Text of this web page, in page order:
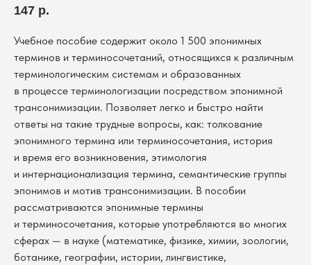
147 р.
Учебное пособие содержит около 1 500 эпонимных
терминов и терминосочетаний, относящихся к различным
терминологическим системам и образованных
в процессе терминологизации посредством эпонимной
трансонимизации. Позволяет легко и быстро найти
ответы на такие трудные вопросы, как: толкование
эпонимного термина или терминосочетания, история
и время его возникновения, этимология
и интернационализация термина, семантические группы
эпонимов и мотив трансонимизации. В пособии
рассматриваются эпонимные термины
и терминосочетания, которые употребляются во многих
сферах — в науке (математике, физике, химии, зоологии,
ботанике, географии, истории, лингвистике,